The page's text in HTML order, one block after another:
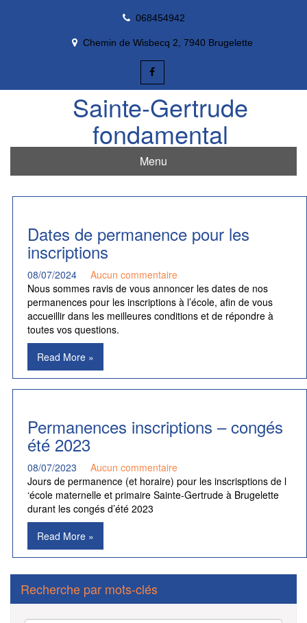
068454942
Chemin de Wisbecq 2, 7940 Brugelette
Sainte-Gertrude
fondamental
Menu
Dates de permanence pour les
inscriptions
08/07/2024
Aucun commentaire
Nous sommes ravis de vous annoncer les dates de nos
permanences pour les inscriptions à l’école, afin de vous
accueillir dans les meilleures conditions et de répondre à
toutes vos questions.
Read More »
Permanences inscriptions – congés
été 2023
08/07/2023
Aucun commentaire
Jours de permanence (et horaire) pour les inscrisptions de l
‘école maternelle et primaire Sainte-Gertrude à Brugelette
durant les congés d’été 2023
Read More »
Recherche par mots-clés